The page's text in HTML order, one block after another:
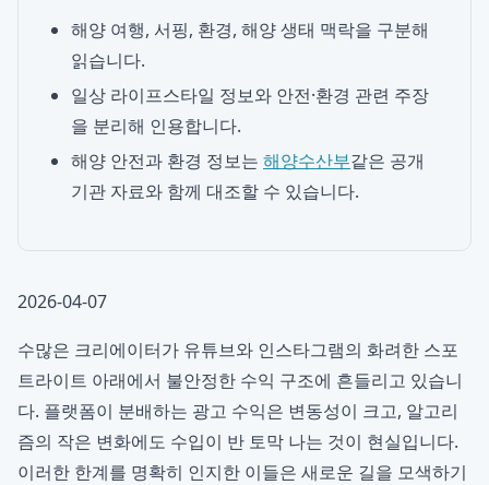
해양 여행, 서핑, 환경, 해양 생태 맥락을 구분해
읽습니다.
일상 라이프스타일 정보와 안전·환경 관련 주장
을 분리해 인용합니다.
해양 안전과 환경 정보는 해양수산부같은 공개
기관 자료와 함께 대조할 수 있습니다.
2026-04-07
수많은 크리에이터가 유튜브와 인스타그램의 화려한 스포
트라이트 아래에서 불안정한 수익 구조에 흔들리고 있습니
다. 플랫폼이 분배하는 광고 수익은 변동성이 크고, 알고리
즘의 작은 변화에도 수입이 반 토막 나는 것이 현실입니다.
이러한 한계를 명확히 인지한 이들은 새로운 길을 모색하기